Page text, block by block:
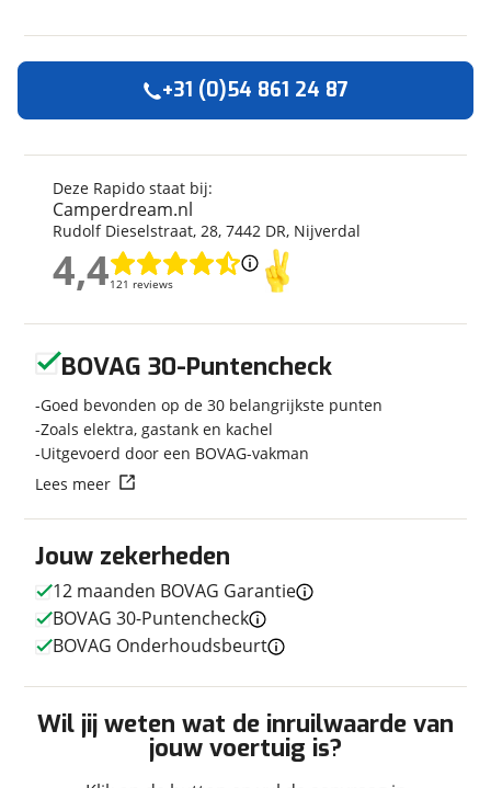
Merk
Rapido
Automerk camper
Model
Uitvoering
66 Optimum Line
Kilometerstand
8 km
2026
Modeljaar
2027
Carrosserievorm
Half-integraal
Nieuw of occasion
Nieuw
Techniek
Transmissie
Vermogen
140pk
Hoogte
2,79 m
2,05 m
Deze Rapido staat bij:
Camperdream.nl
Rudolf Dieselstraat, 28, 7442 DR, Nijverdal
4,4121 reviews
4,4
+31 (0)54 861 24 87
Jouw zekerheden
12 maanden BOVAG Garantie
BOVAG 30-Puntencheck
BOVAG Onderhoudsbeurt
Wil jij weten wat de inruilwaarde van
jouw voertuig is?
BOVAG 30-Puntencheck
Goed bevonden op de 30 belangrijkste punten
Zoals elektra, gastank en kachel
Uitgevoerd door een BOVAG-vakman
Lees meer